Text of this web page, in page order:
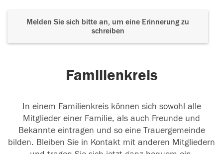
Melden Sie sich bitte an, um eine Erinnerung zu
schreiben
Familienkreis
In einem Familienkreis können sich sowohl alle
Mitglieder einer Familie, als auch Freunde und
Bekannte eintragen und so eine Trauergemeinde
bilden. Bleiben Sie in Kontakt mit anderen Mitgliedern